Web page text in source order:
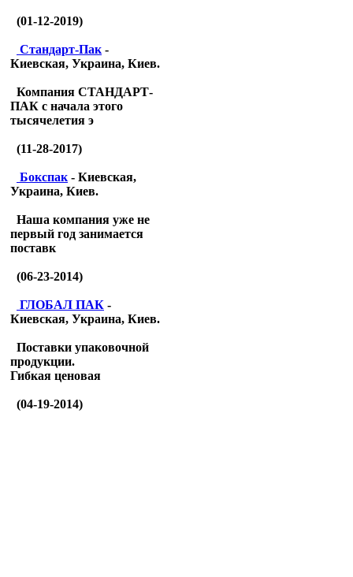
(01-12-2019)
Стандарт-Пак -
Киевская, Украина, Киев.
Компания СТАНДАРТ-
ПАК с начала этого
тысячелетия э
(11-28-2017)
Бокспак - Киевская,
Украина, Киев.
Наша компания уже не
первый год занимается
поставк
(06-23-2014)
ГЛОБАЛ ПАК -
Киевская, Украина, Киев.
Поставки упаковочной
продукции.
Гибкая ценовая
(04-19-2014)